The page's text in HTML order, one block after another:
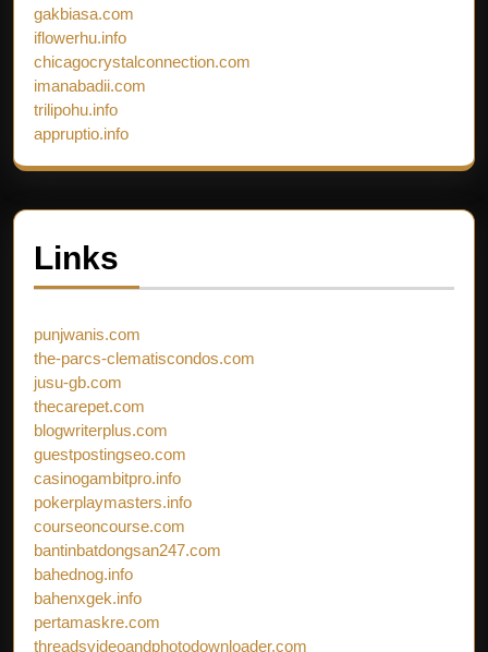
gakbiasa.com
iflowerhu.info
chicagocrystalconnection.com
imanabadii.com
trilipohu.info
appruptio.info
Links
punjwanis.com
the-parcs-clematiscondos.com
jusu-gb.com
thecarepet.com
blogwriterplus.com
guestpostingseo.com
casinogambitpro.info
pokerplaymasters.info
courseoncourse.com
bantinbatdongsan247.com
bahednog.info
bahenxgek.info
pertamaskre.com
threadsvideoandphotodownloader.com